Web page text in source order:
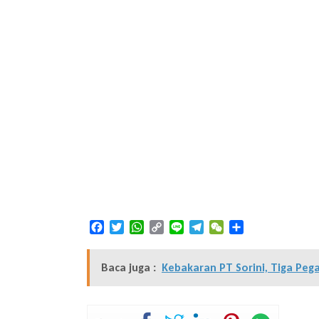
FacebookTwitterWhatsApp
Copy
Line TelegramWeChat
Baca juga : Kebakaran PT Sorini, Tiga